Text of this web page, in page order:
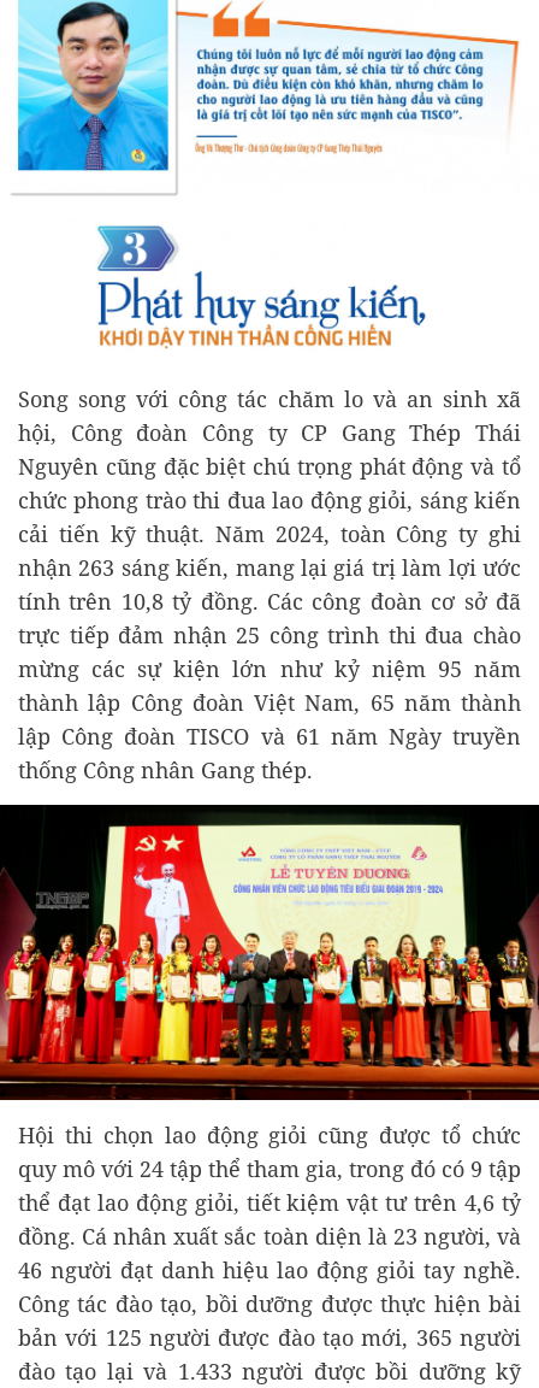
Song song với công tác chăm lo và an sinh xã
hội, Công đoàn Công ty CP Gang Thép Thái
Nguyên cũng đặc biệt chú trọng phát động và tổ
chức phong trào thi đua lao động giỏi, sáng kiến
cải tiến kỹ thuật. Năm 2024, toàn Công ty ghi
nhận 263 sáng kiến, mang lại giá trị làm lợi ước
tính trên 10,8 tỷ đồng. Các công đoàn cơ sở đã
trực tiếp đảm nhận 25 công trình thi đua chào
mừng các sự kiện lớn như kỷ niệm 95 năm
thành lập Công đoàn Việt Nam, 65 năm thành
lập Công đoàn TISCO và 61 năm Ngày truyền
thống Công nhân Gang thép.
Hội thi chọn lao động giỏi cũng được tổ chức
quy mô với 24 tập thể tham gia, trong đó có 9 tập
thể đạt lao động giỏi, tiết kiệm vật tư trên 4,6 tỷ
đồng. Cá nhân xuất sắc toàn diện là 23 người, và
46 người đạt danh hiệu lao động giỏi tay nghề.
Công tác đào tạo, bồi dưỡng được thực hiện bài
bản với 125 người được đào tạo mới, 365 người
đào tạo lại và 1.433 người được bồi dưỡng kỹ